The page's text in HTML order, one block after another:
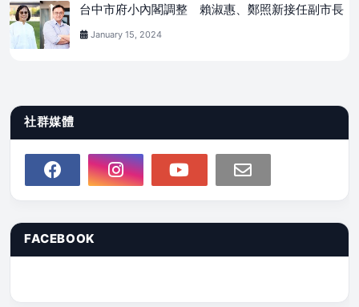
台中市府小內閣調整 賴淑惠、鄭照新接任副市長
January 15, 2024
社群媒體
FACEBOOK